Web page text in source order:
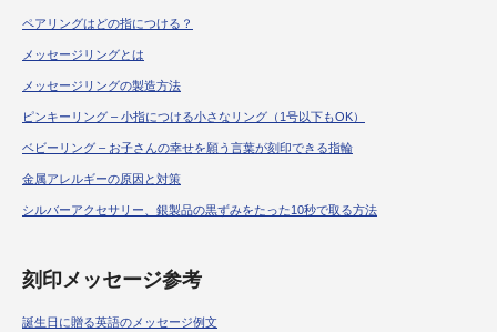
ペアリングはどの指につける？
メッセージリングとは
メッセージリングの製造方法
ピンキーリング – 小指につける小さなリング（1号以下もOK）
ベビーリング – お子さんの幸せを願う言葉が刻印できる指輪
金属アレルギーの原因と対策
シルバーアクセサリー、銀製品の黒ずみをたった10秒で取る方法
刻印メッセージ参考
誕生日に贈る英語のメッセージ例文